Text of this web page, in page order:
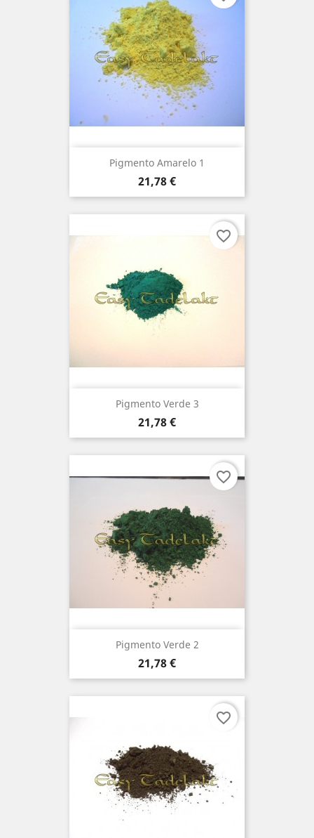
Pigmento Amarelo 1
Preço
21,78 €
Pigmento Verde 3
Preço
21,78 €
favorite_border
Pigmento Verde 2
Preço
21,78 €
favorite_border
favorite_border